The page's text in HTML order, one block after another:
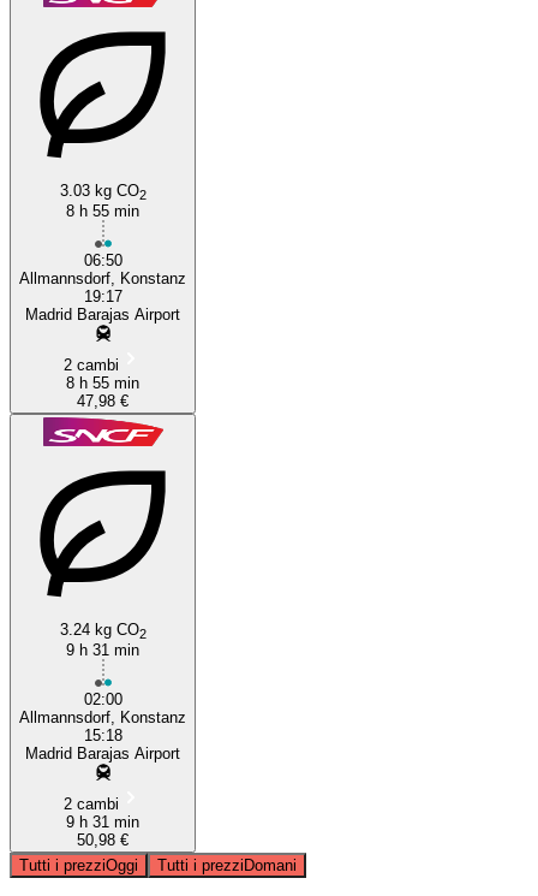
Toulouse
3.03 kg CO2
8 h 55 min
06:50
Allmannsdorf, Konstanz
19:17
Madrid Barajas Airport
2 cambi
8 h 55 min
47,98 €
3.24 kg CO2
9 h 31 min
02:00
Allmannsdorf, Konstanz
15:18
Madrid Barajas Airport
2 cambi
9 h 31 min
50,98 €
Tutti i prezziOggi Tutti i prezziDomani